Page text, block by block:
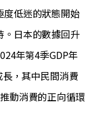
度低迷的狀態開始
。日本的數據回升
年第4季GDP年
，其中民間消費
動消費的正向循環